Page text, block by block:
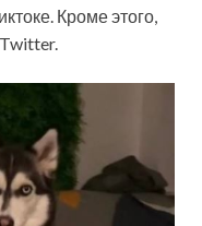
Кроме этого,